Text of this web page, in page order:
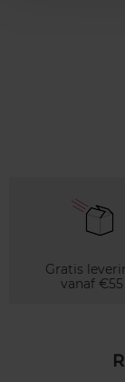
Gratis
vanaf €55